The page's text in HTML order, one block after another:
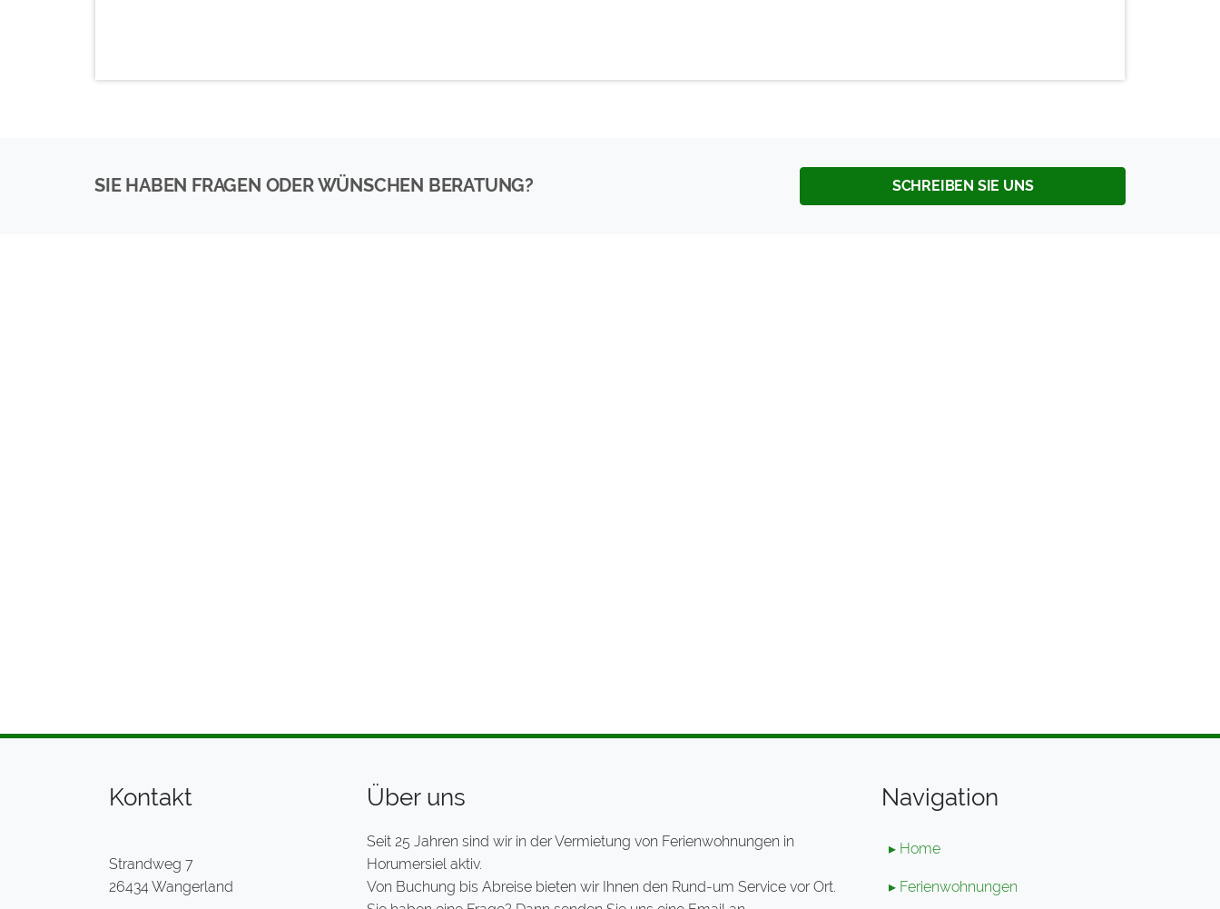
SIE HABEN FRAGEN ODER WÜNSCHEN BERATUNG? SCHREIBEN SIE UNS
Kontakt
Strandweg 7
26434 Wangerland
Über uns
Seit 25 Jahren sind wir in der Vermietung von Ferienwohnungen in
Horumersiel aktiv.
Von Buchung bis Abreise bieten wir Ihnen den Rund-um Service vor Ort.
Navigation
▸ Home
▸ Ferienwohnungen